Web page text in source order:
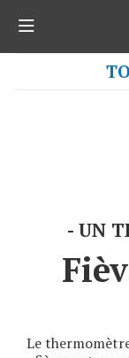
UN
Le